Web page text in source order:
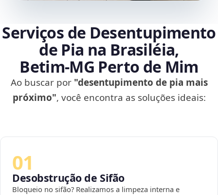
Serviços de Desentupimento
de Pia na Brasiléia,
Betim‑MG Perto de Mim
Ao buscar por "desentupimento de pia mais
próximo", você encontra as soluções ideais:
01
Desobstrução de Sifão
Bloqueio no sifão? Realizamos a limpeza interna e